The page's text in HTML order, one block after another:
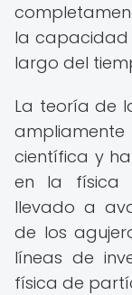
la capacidad
largo del
La teoría de
científica y
en la física
llevado a
de los
líneas de
física de